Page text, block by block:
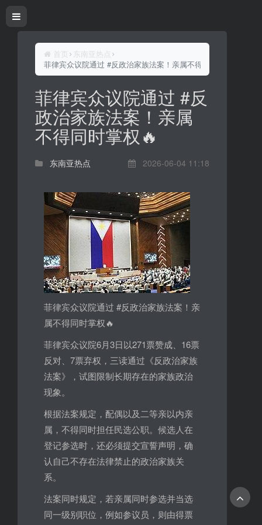
首页
东南亚热点
菲律宾众议院通过 #反政治家族法案！亲属不得同时掌权🔥
菲律宾众议院通过 #反
政治家族法案！亲属
不得同时掌权🔥
东南亚热点 2026-06-04 11:18
菲律宾众议院通过 #反政治家族法案！亲
属不得同时掌权🔥
菲律宾众议院6月3日以271票赞成、16票
反对、7票弃权，三读通过《反政治家族
法案》，试图限制长期存在的家族政治
现象。
根据法案规定，配偶以及二等亲以内亲
属，不得同时担任民选公职。候选人在
登记参选时，还必须提交宣誓声明，确
认自己不存在法律禁止的政治家族关
系。
法案同时规定，若亲属同时参选并当选
同一级别职位，例如参议员，则由得票